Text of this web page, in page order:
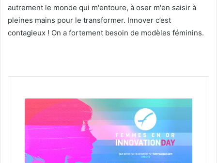
autrement le monde qui m'entoure, à oser m'en saisir à
pleines mains pour le transformer. Innover c’est
contagieux ! On a fortement besoin de modèles féminins.